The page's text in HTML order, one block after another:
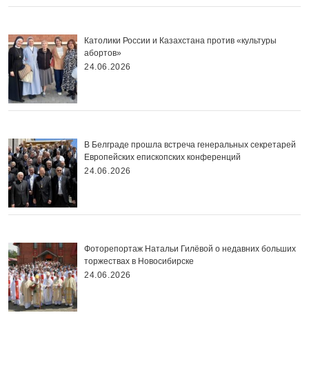
Католики России и Казахстана против «культуры
абортов»
24.06.2026
В Белграде прошла встреча генеральных секретарей
Европейских епископских конференций
24.06.2026
Фоторепортаж Натальи Гилёвой о недавних больших
торжествах в Новосибирске
24.06.2026